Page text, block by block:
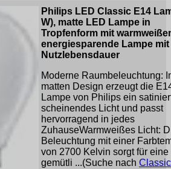
Philips LED Classic E14
W), matte LED Lampe in
Tropfenform mit
energiesparende Lampe
Nutzlebensdauer
Moderne Raumbeleuchtung:
matten Design erzeugt die
Lampe von Philips ein
scheinendes Licht und passt
hervorragend in jedes
ZuhauseWarmweißes Licht:
Beleuchtung mit einer
von 2700 Kelvin sorgt für eine
gemütli ...(Suche nach